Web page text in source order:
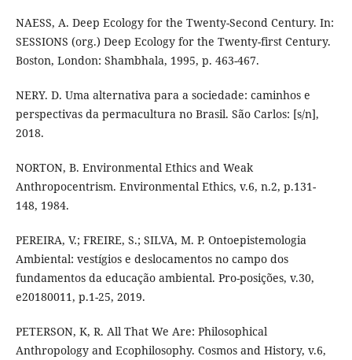
NAESS, A. Deep Ecology for the Twenty-Second Century. In:
SESSIONS (org.) Deep Ecology for the Twenty-first Century.
Boston, London: Shambhala, 1995, p. 463-467.
NERY. D. Uma alternativa para a sociedade: caminhos e
perspectivas da permacultura no Brasil. São Carlos: [s/n],
2018.
NORTON, B. Environmental Ethics and Weak
Anthropocentrism. Environmental Ethics, v.6, n.2, p.131-
148, 1984.
PEREIRA, V.; FREIRE, S.; SILVA, M. P. Ontoepistemologia
Ambiental: vestígios e deslocamentos no campo dos
fundamentos da educação ambiental. Pro-posições, v.30,
e20180011, p.1-25, 2019.
PETERSON, K, R. All That We Are: Philosophical
Anthropology and Ecophilosophy. Cosmos and History, v.6,